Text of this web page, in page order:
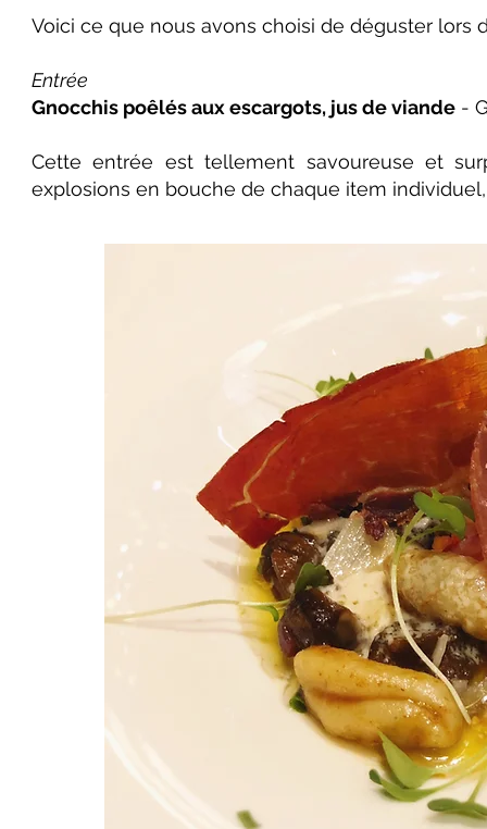
Voici ce que nous avons choisi de déguster lors
Entrée
Gnocchis poêlés aux escargots, jus de viande -
Cette entrée est tellement savoureuse et
explosions en bouche de chaque item